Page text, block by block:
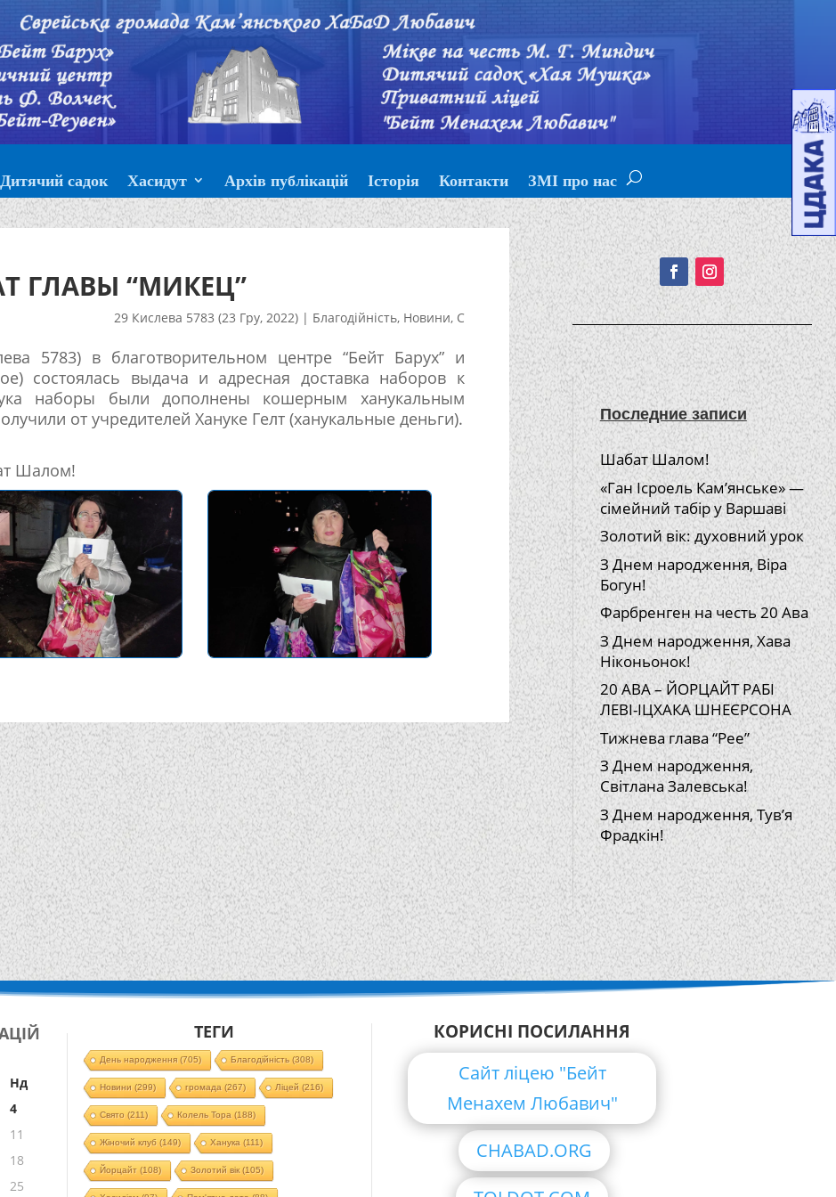
Дитячий садок Хасидут Архів публікацій Історія Контакти ЗМІ про нас
ГЛАВЫ “МИКЕЦ”
29 Кислева 5783 (23 Гру, 2022)| Благодійність, Новини, С
5783) в благотворительном центре “Бейт Барух” и
состоялась выдача и адресная доставка наборов к
наборы были дополнены кошерным ханукальным
от учредителей Хануке Гелт (ханукальные деньги).
Шалом!
Подписывайтесь!
Последние записи
Шабат Шалом!
«Ган Ісроель Кам’янське» —
сімейний табір у Варшаві
Золотий вік: духовний урок
З Днем народження, Віра
Богун!
Фарбренген на честь 20 Ава
З Днем народження, Хава
Ніконьонок!
20 АВА – ЙОРЦАЙТ РАБІ
ЛЕВІ-ІЦХАКА ШНЕЄРСОНА
Тижнева глава “Рее”
З Днем народження,
Світлана Залевська!
З Днем народження, Тув’я
Фрадкін!
Нд
4
11
18
25
ТЕГИ
День народження(705) Благодійність (308)
Новини (299) громада (267) Ліцей (216)
Свято (211) Колель Тора (188)
Жіночий клуб (149) Ханука (111)
Йорцайт (108) Золотий вік(105)
КОРИСНІ ПОСИЛАННЯ
Сайт ліцею "Бейт
Менахем Любавич"
CHABAD.ORG